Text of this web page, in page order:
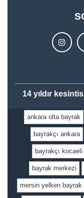
14 yıldır
ankara olta bayrak
bayrakçı ankara
bayrakçı kocaeli
bayrak merkezi
mersin yelken bayrak